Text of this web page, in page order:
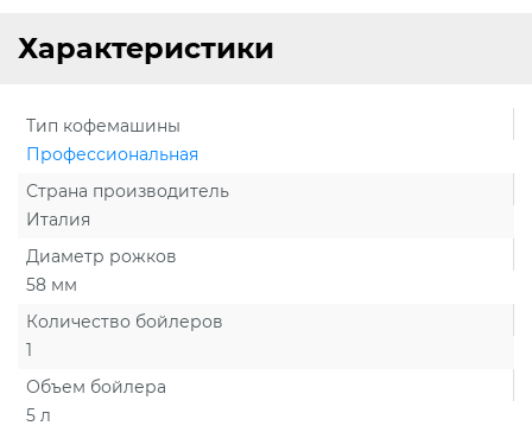
Характеристики
Тип кофемашины
Профессиональная
Страна производитель
Италия
Диаметр рожков
58 мм
Количество бойлеров
1
Объем бойлера
5 л